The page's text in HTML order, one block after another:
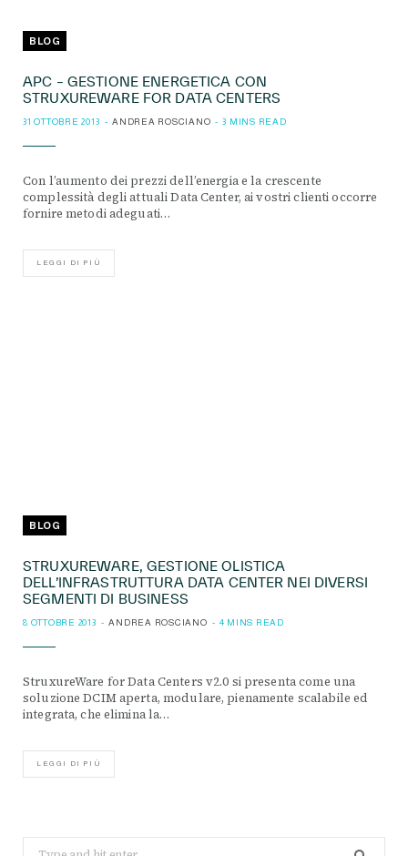
BLOG
APC – GESTIONE ENERGETICA CON
STRUXUREWARE FOR DATA CENTERS
31 OTTOBRE 2013 ANDREA ROSCIANO 3 MINS READ
Con l’aumento dei prezzi dell’energia e la crescente
complessità degli attuali Data Center, ai vostri clienti occorre
fornire metodi adeguati…
LEGGI DI PIÙ
BLOG
STRUXUREWARE, GESTIONE OLISTICA
DELL’INFRASTRUTTURA DATA CENTER NEI DIVERSI
SEGMENTI DI BUSINESS
8 OTTOBRE 2013 ANDREA ROSCIANO 4 MINS READ
StruxureWare for Data Centers v2.0 si presenta come una
soluzione DCIM aperta, modulare, pienamente scalabile ed
integrata, che elimina la…
LEGGI DI PIÙ
Search